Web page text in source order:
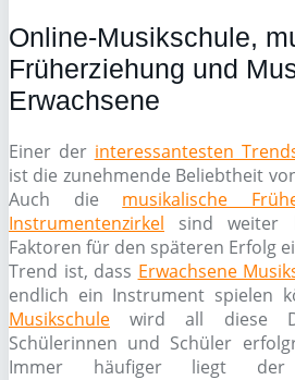
Online-Musikschule,
Früherziehung und
Erwachsene
Einer der interessantesten
ist die zunehmende Beliebtheit
Auch die musikalische
Instrumentenzirkel sind weiter
Faktoren für den späteren Erfolg
Trend ist, dass Erwachsene
endlich ein Instrument spielen
Musikschule wird all diese
Schülerinnen und Schüler
Immer häufiger liegt der